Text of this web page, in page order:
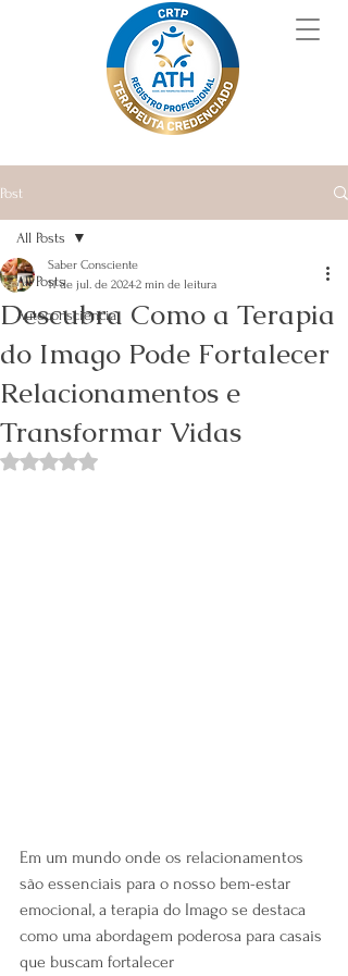
Post
All Posts
Autoconsciência
All Posts
Descubra Como a Terapia
do Imago Pode Fortalecer
Relacionamentos e
Transformar Vidas
Saber Consciente
11 de jul. de 20242 min de leitura
Avaliado com NaN de 5 estrelas.
Em um mundo onde os relacionamentos
são essenciais para o nosso bem-estar
emocional, a terapia do Imago se destaca
como uma abordagem poderosa para casais
que buscam fortalecer